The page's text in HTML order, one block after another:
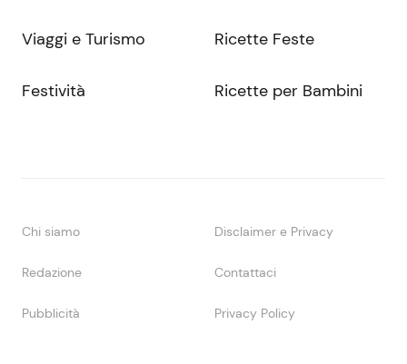
Viaggi e Turismo
Festività
Ricette Feste
Ricette per Bambini
Chi siamo Disclaimer e Privacy
Redazione Contattaci
Pubblicità Privacy Policy